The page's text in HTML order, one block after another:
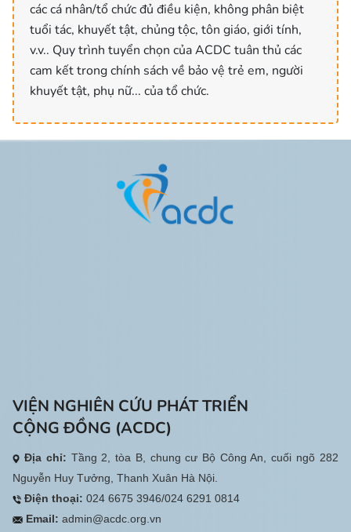
các cá nhân/tổ chức đủ điều kiện, không phân biệt
tuổi tác, khuyết tật, chủng tộc, tôn giáo, giới tính,
v.v.. Quy trình tuyển chọn của ACDC tuân thủ các
cam kết trong chính sách về bảo vệ trẻ em, người
khuyết tật, phụ nữ... của tổ chức.
VIỆN NGHIÊN CỨU PHÁT TRIỂN
CỘNG ĐỒNG (ACDC)
Địa chỉ: Tầng 2, tòa B, chung cư Bộ Công An, cuối ngõ 282
Nguyễn Huy Tưởng, Thanh Xuân Hà Nội.
Điện thoại: 024 6675 3946/024 6291 0814
Email: admin@acdc.org.vn